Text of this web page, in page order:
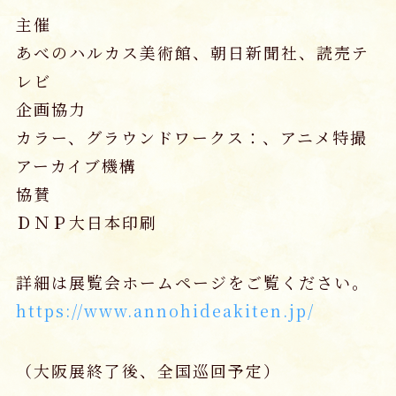
主催
あべのハルカス美術館、朝日新聞社、読売テ
レビ
企画協力
カラー、グラウンドワークス：、アニメ特撮
アーカイブ機構
協賛
ＤＮＰ大日本印刷
詳細は展覧会ホームページをご覧ください。
https://www.annohideakiten.jp/
（大阪展終了後、全国巡回予定）